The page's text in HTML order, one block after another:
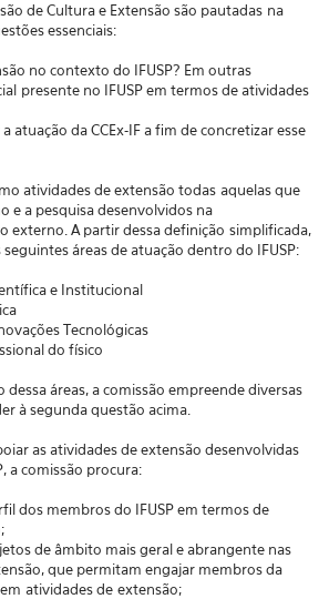
de Cultura e Extensão são pautadas na
essenciais:
contexto do IFUSP? Em outras
presente no IFUSP em termos de atividades
da CCEx-IF a fim de concretizar esse
atividades de extensão todas aquelas que
e a pesquisa desenvolvidos na
externo. A partir dessa definição simplificada,
áreas de atuação dentro do IFUSP:
e Institucional
Tecnológicas
do físico
áreas, a comissão empreende diversas
à segunda questão acima.
as atividades de extensão desenvolvidas
a comissão procura:
membros do IFUSP em termos de
de âmbito mais geral e abrangente nas
que permitam engajar membros da
atividades de extensão;